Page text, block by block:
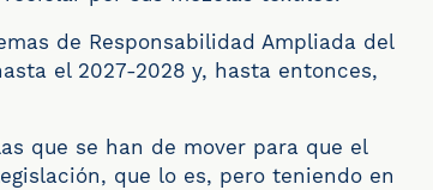
de Responsabilidad Ampliada del
el 2027-2028 y, hasta entonces,
que se han de mover para que el
que lo es, pero teniendo en